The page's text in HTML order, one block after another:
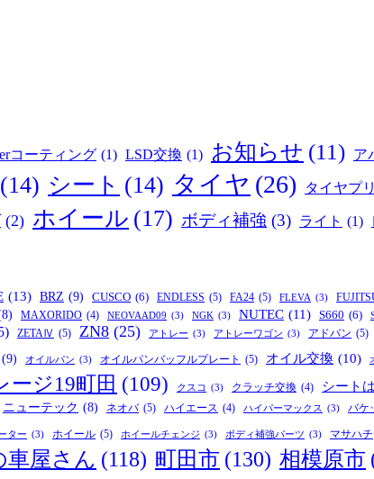
コーティング (1) LSD交換 (1) お知らせ (11) ア
(14) シート (14) タイヤ (26) タイヤプ
(2) ホイール (17) ボディ補強 (3) ライト (1)
(13) BRZ (9) CUSCO (6) ENDLESS (5) FA24 (5) FLEVA (3)
MAXORIDO (4) NEOVAAD09 (3) NGK (3) NUTEC (11) S660 (6)
ZETAⅣ (5) ZN8 (25) アトレー (3) アトレーワゴン (3) アドバン (5)
(9) オイルパン (3) オイルパンバッフルプレート (5) オイル交換 (10)
ージ19町田 (109) クスコ (3) クラッチ交換 (4) シート
ニューテック (8) ネオバ (5) ハイエース (4) ハイパーマックス (3) バケ
ター (3) ホイール (5) ホイールチェンジ (3) ボディ補強パーツ (3) マサハチ
車屋さん (118) 町田市 (130) 相模原市